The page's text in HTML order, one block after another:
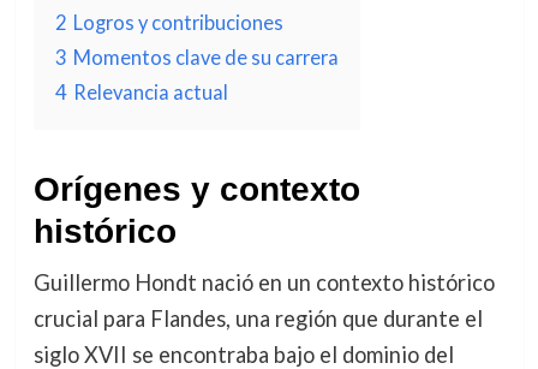
2 Logros y contribuciones
3 Momentos clave de su carrera
4 Relevancia actual
Orígenes y contexto
histórico
Guillermo Hondt nació en un contexto histórico
crucial para Flandes, una región que durante el
siglo XVII se encontraba bajo el dominio del